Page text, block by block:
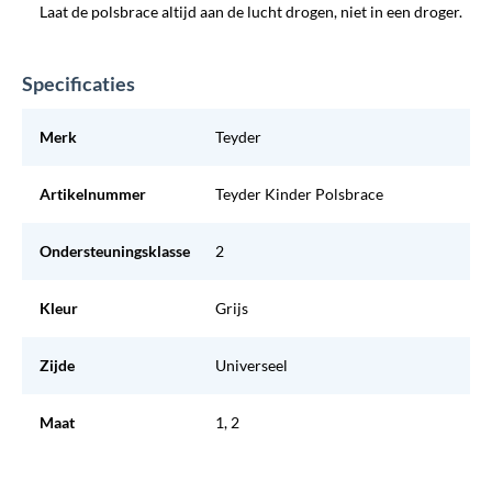
Laat de polsbrace altijd aan de lucht drogen, niet in een droger.
Specificaties
Merk Teyder
Artikelnummer Teyder Kinder Polsbrace
Ondersteuningsklasse 2
Kleur Grijs
Zijde Universeel
Maat 1, 2